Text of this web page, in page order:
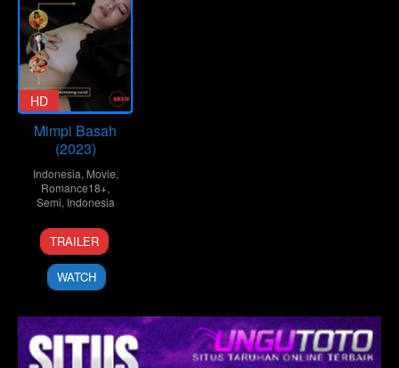
HD
Mimpi Basah
(2023)
Indonesia, Movie,
Romance18+,
Semi, Indonesia
TRAILER
WATCH